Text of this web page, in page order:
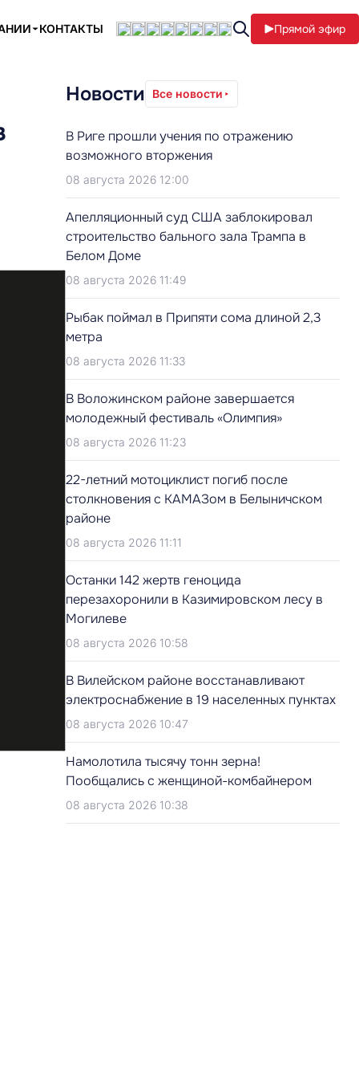
КОНТАКТЫ Прямой эфир
Новости Все новости
В Риге прошли учения по отражению
возможного вторжения
08 августа 2026 12:00
Апелляционный суд США заблокировал
строительство бального зала Трампа в
Белом Доме
08 августа 2026 11:49
Рыбак поймал в Припяти сома длиной 2,3
метра
08 августа 2026 11:33
В Воложинском районе завершается
молодежный фестиваль «Олимпия»
08 августа 2026 11:23
22-летний мотоциклист погиб после
столкновения с КАМАЗом в Белыничском
районе
08 августа 2026 11:11
Останки 142 жертв геноцида
перезахоронили в Казимировском лесу в
Могилеве
08 августа 2026 10:58
В Вилейском районе восстанавливают
электроснабжение в 19 населенных пунктах
08 августа 2026 10:47
Намолотила тысячу тонн зерна!
Пообщались с женщиной-комбайнером
08 августа 2026 10:38